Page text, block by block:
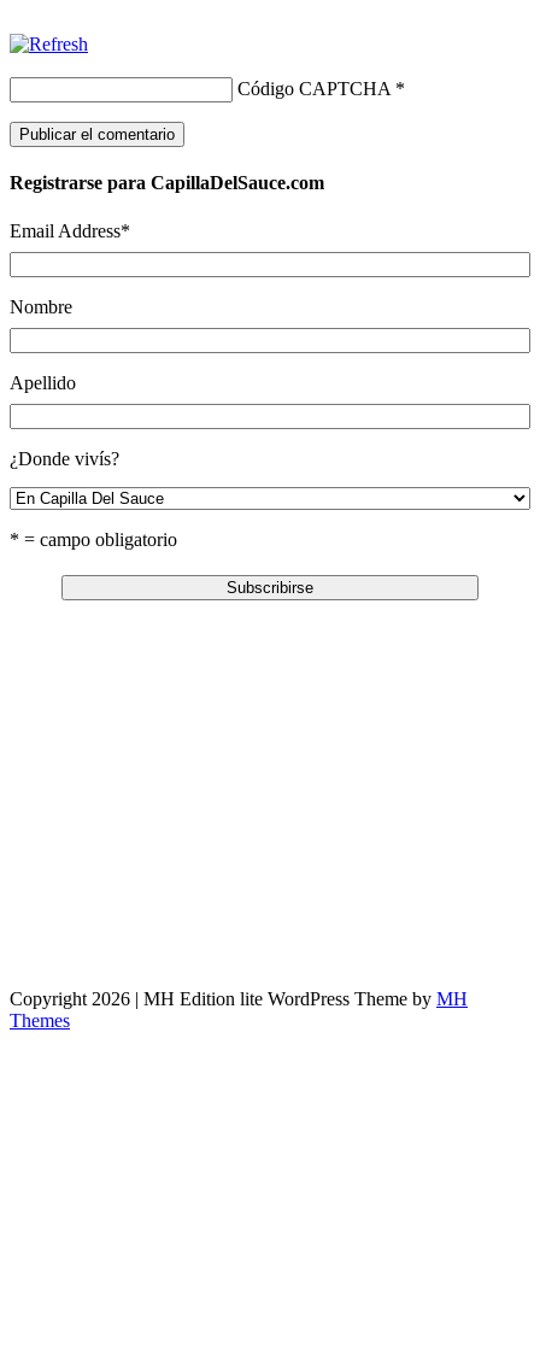
Código CAPTCHA *
Registrarse para CapillaDelSauce.com
Email Address*
Nombre
Apellido
¿Donde vivís?
* = campo obligatorio
Copyright 2026 | MH Edition lite WordPress Theme by MH
Themes